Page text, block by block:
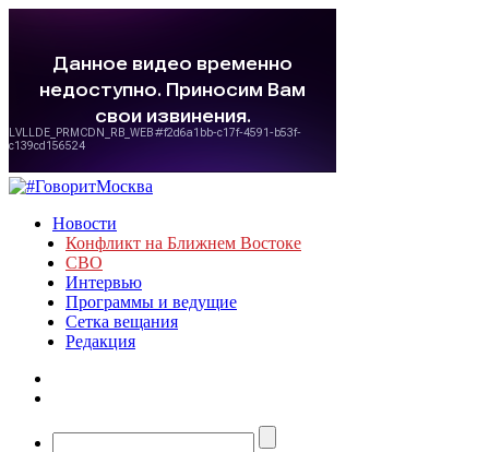
Новости
Конфликт на Ближнем Востоке
СВО
Интервью
Программы и ведущие
Сетка вещания
Редакция